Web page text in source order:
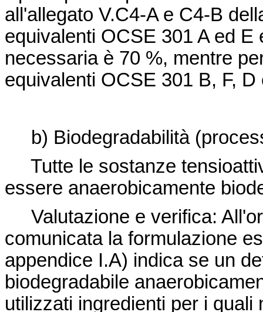
all'allegato V.C4-A e C4-B
equivalenti OCSE 301 A ed
necessaria è 70 %, mentre
equivalenti OCSE 301 B, F,
b) Biodegradabilità
Tutte le sostanze
essere anaerobicamente
Valutazione e verifica:
comunicata la formulazione
appendice I.A) indica se un
biodegradabile
utilizzati ingredienti per i